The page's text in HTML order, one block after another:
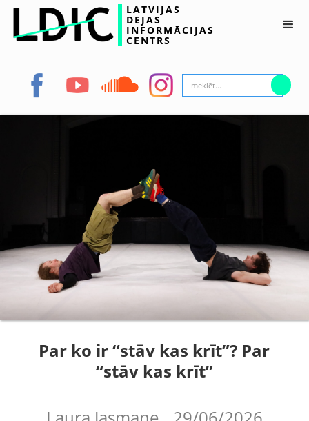
LATVIJAS
DEJAS
INFORMĀCIJAS
CENTRS
Par ko ir “stāv kas krīt”? Par
“stāv kas krīt”